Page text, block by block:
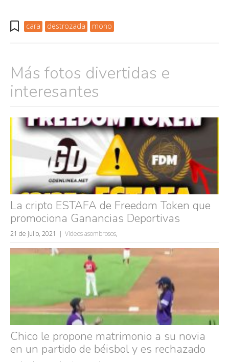
Búsquedas populares
cara destrozada mono
Más fotos divertidas e
interesantes
La cripto ESTAFA de Freedom Token que
promociona Ganancias Deportivas
21 de julio, 2021 Videos asombrosos,
Chico le propone matrimonio a su novia
en un partido de béisbol y es rechazado